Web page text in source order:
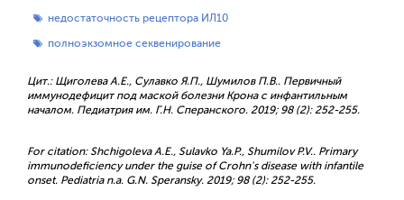
недостаточность рецептора ИЛ10
полноэкзомное секвенирование
Цит.: Щиголева А.Е., Сулавко Я.П., Шумилов П.В.. Первичный
иммунодефицит под маской болезни Крона с инфантильным
началом. Педиатрия им. Г.Н. Сперанского. 2019; 98 (2): 252-255.
For citation: Shchigoleva A.E., Sulavko Ya.Р., Shumilov P.V.. Primary
immunodeficiency under the guise of Crohn's disease with infantile
onset. Pediatria n.a. G.N. Speransky. 2019; 98 (2): 252-255.